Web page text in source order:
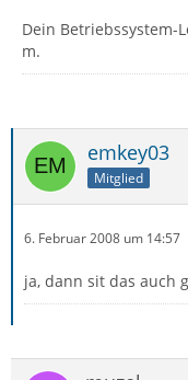
Dein Betriebssystem-
m.
emkey03
Mitglied
6. Februar 2008 um 14:57
ja, dann sit das auch